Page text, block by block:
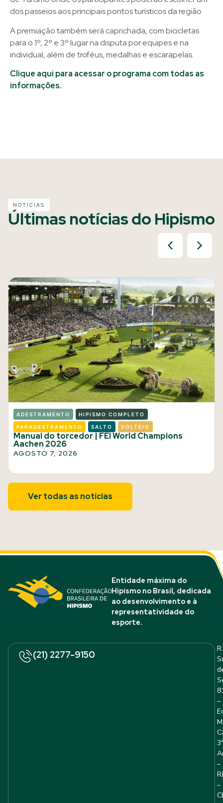
dos passeios aos principais pontos turísticos da região.
A premiação também será caprichada, com bicicletas
para o 1º, 2º e 3º lugar na disputa por equipes e na
individual, além de troféus, medalhas e escarapelas.
Clique aqui para acessar o programa com todas as
informações.
NOTÍCIAS
Últimas notícias do Hipismo
ADESTRAMENTO HIPISMO COMPLETO
PARADESTRAMENTO SALTO VOLTEIO
Manual do torcedor | FEI World Champions
Aachen 2026
AGOSTO 7, 2026
Ver todas as notícias
Entidade máxima do
Hipismo no Brasil, dedicada
ao desenvolvimento e à
representatividade do
esporte.
(21) 2277-9150
R.
–
–
RJ
–